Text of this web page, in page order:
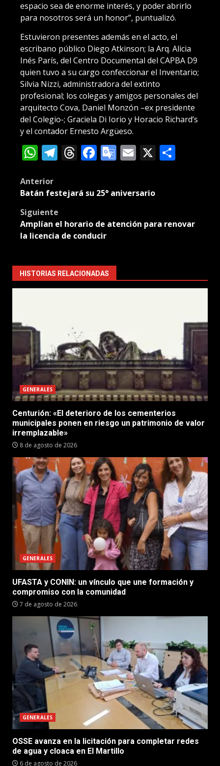
espacio sea de enorme interés, y poder abrirlo
para nosotros será un honor”, puntualizó.
Estuvieron presentes además en el acto, el
escribano público Diego Atkinson; la Arq. Alicia
Inés París, del Centro Documental del CAPBA D9
quien tuvo a su cargo confeccionar el Inventario;
Silvia Nizzi, administradora del extinto
profesional; los colegas y amigos personales del
arquitecto Cova, Daniel Monzón –ex presidente
del Colegio-; Graciela Di Iorio y Horacio Richard’s
y el contador Ernesto Argüeso.
WhatsApp
Telegram
Threads
Facebook
Google
Email
X
Post
navigation
Anterior
Batán festejará su 25° aniversario
Siguiente
Amplían el horario de atención para renovar
la licencia de conducir
HISTORIAS RELACIONADAS
GENERALES
Centurión: «El deterioro de los cementerios
municipales ponen en riesgo un patrimonio de valor
irremplazable»
8 de agosto de 2026
GENERALES
UFASTA y CONIN: un vínculo que une formación y
compromiso con la comunidad
7 de agosto de 2026
GENERALES
OSSE avanza en la licitación para completar redes
de agua y cloaca en El Martillo
6 de agosto de 2026